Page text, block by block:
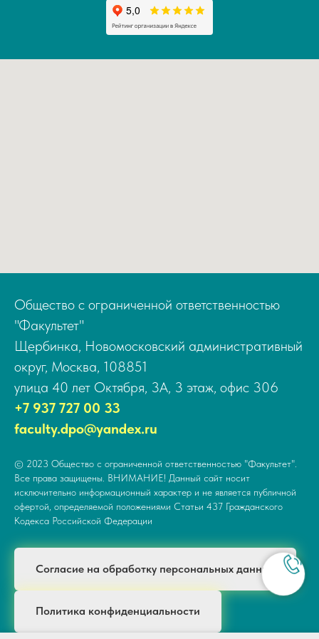
Общество с ограниченной ответственностью
"Факультет"
Щербинка, Новомосковский административный
округ, Москва, 108851
улица 40 лет Октября, 3А, 3 этаж, офис 306
+7 937 727 00 33
faculty.dpo@yandex.ru
© 2023 Общество с ограниченной ответственностью "Факультет".
Все права защищены. ВНИМАНИЕ! Данный сайт носит
исключительно информационный характер и не является публичной
офертой, определяемой положениями Статьи 437 Гражданского
Кодекса Российской Федерации
Согласие на обработку персональных данных
Политика конфиденциальности